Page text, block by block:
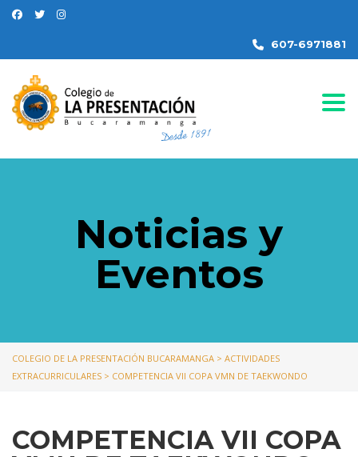
607-6971881
Noticias y
Eventos
COLEGIO DE LA PRESENTACIÓN BUCARAMANGA > ACTIVIDADES
EXTRACURRICULARES > COMPETENCIA VII COPA VMN DE TAEKWONDO
COMPETENCIA VII COPA